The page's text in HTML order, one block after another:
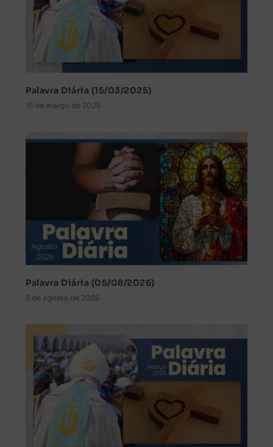
Palavra Diária (15/03/2025)
15 de março de 2025
Palavra Diária (05/08/2026)
5 de agosto de 2026